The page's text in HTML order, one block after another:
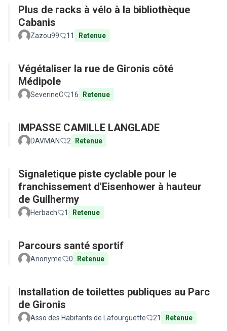
Plus de racks à vélo à la bibliothèque
Cabanis
Zazou99 11 Retenue
Végétaliser la rue de Gironis côté
Médipole
SeverineC 16 Retenue
IMPASSE CAMILLE LANGLADE
DAVMAN 2 Retenue
Signaletique piste cyclable pour le
franchissement d'Eisenhower à hauteur
de Guilhermy
Herbach 1 Retenue
Parcours santé sportif
Anonyme 0 Retenue
Installation de toilettes publiques au Parc
de Gironis
Asso des Habitants de Lafourguette 21 Retenue